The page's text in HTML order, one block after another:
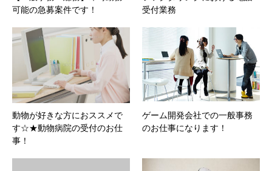
可能の急募案件です！
受付業務
動物が好きな方におススメで
す☆★動物病院の受付のお仕
事！
ゲーム開発会社での一般事務
のお仕事になります！